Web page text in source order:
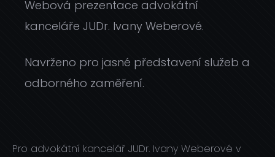
Webová prezentace advokátní
kanceláře JUDr. Ivany Weberové.
Navrženo pro jasné představení služeb a
odborného zaměření.
Pro advokátní kancelář JUDr. Ivany Weberové v